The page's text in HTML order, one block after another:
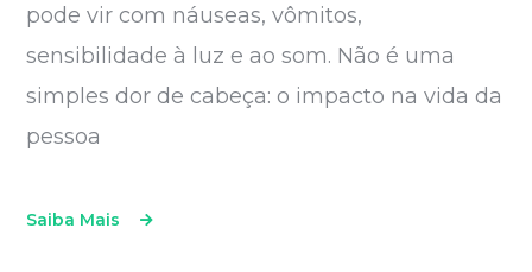
pode vir com náuseas, vômitos,
sensibilidade à luz e ao som. Não é uma
simples dor de cabeça: o impacto na vida da
pessoa
Saiba Mais